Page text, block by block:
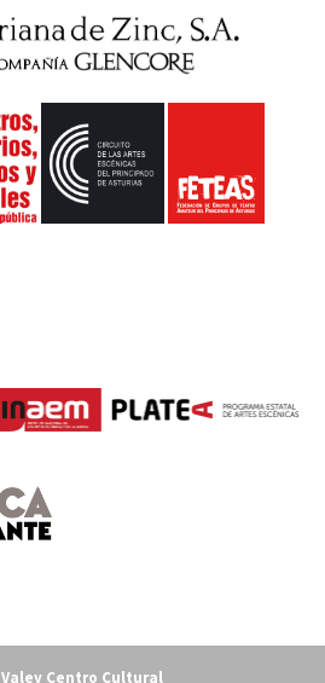
Valey Centro Cultural